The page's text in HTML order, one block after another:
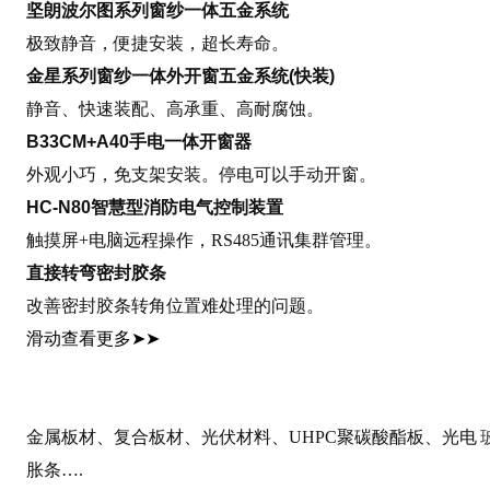
坚朗波尔图系列窗纱一体五金系统
极致静音，便捷安装，超长寿命。
金星系列窗纱一体外开窗五金系统(快装)
静音、快速装配、高承重、高耐腐蚀。
B33CM+A40手电一体开窗器
外观小巧，免支架安装。停电可以手动开窗。
HC-N80智慧型消防电气控制装置
触摸屏+电脑远程操作，RS485通讯集群管理。
直接转弯密封胶条
改善密封胶条转角位置难处理的问题。
滑动查看更多➤➤
金属板材、复合板材、光伏材料、UHPC聚碳酸酯板、光电
胀条….